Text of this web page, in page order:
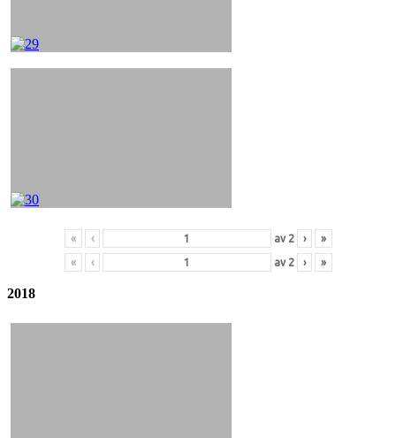
« ‹ av 2 › »
« ‹ av 2 › »
2018